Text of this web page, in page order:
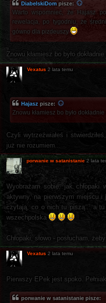
DiabelskiDom pisze:
Warto wspomnieć, że Hajasz
rewelacja, po tygodniu, że
gówno dla pizdeuszy
Znowu kłamiesz bo było
Vexatus 2 lata temu
Hajasz pisze:
Znowu kłamiesz bo było
Czyli wytrzeźwiałeś i
już nie rozumiem...
porwanie w satanistanie 2 lata
Wyobrażam sobie, jak chłopaki
aktywny, na pierwszym miejscu i
czytają, co o nich tu piszą... a tu
wszechpolska
Chłopaki, słowo - posłucham,
Vexatus 2 lata temu
Pierwszy EPek jest spoko.
porwanie w satanistanie pisze: